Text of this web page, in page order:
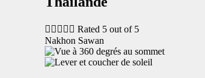
     Rated 5 out of 5
Nakhon Sawan